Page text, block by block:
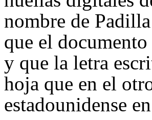
nombre de
que el
y que la letra
hoja que en el
estadounidense